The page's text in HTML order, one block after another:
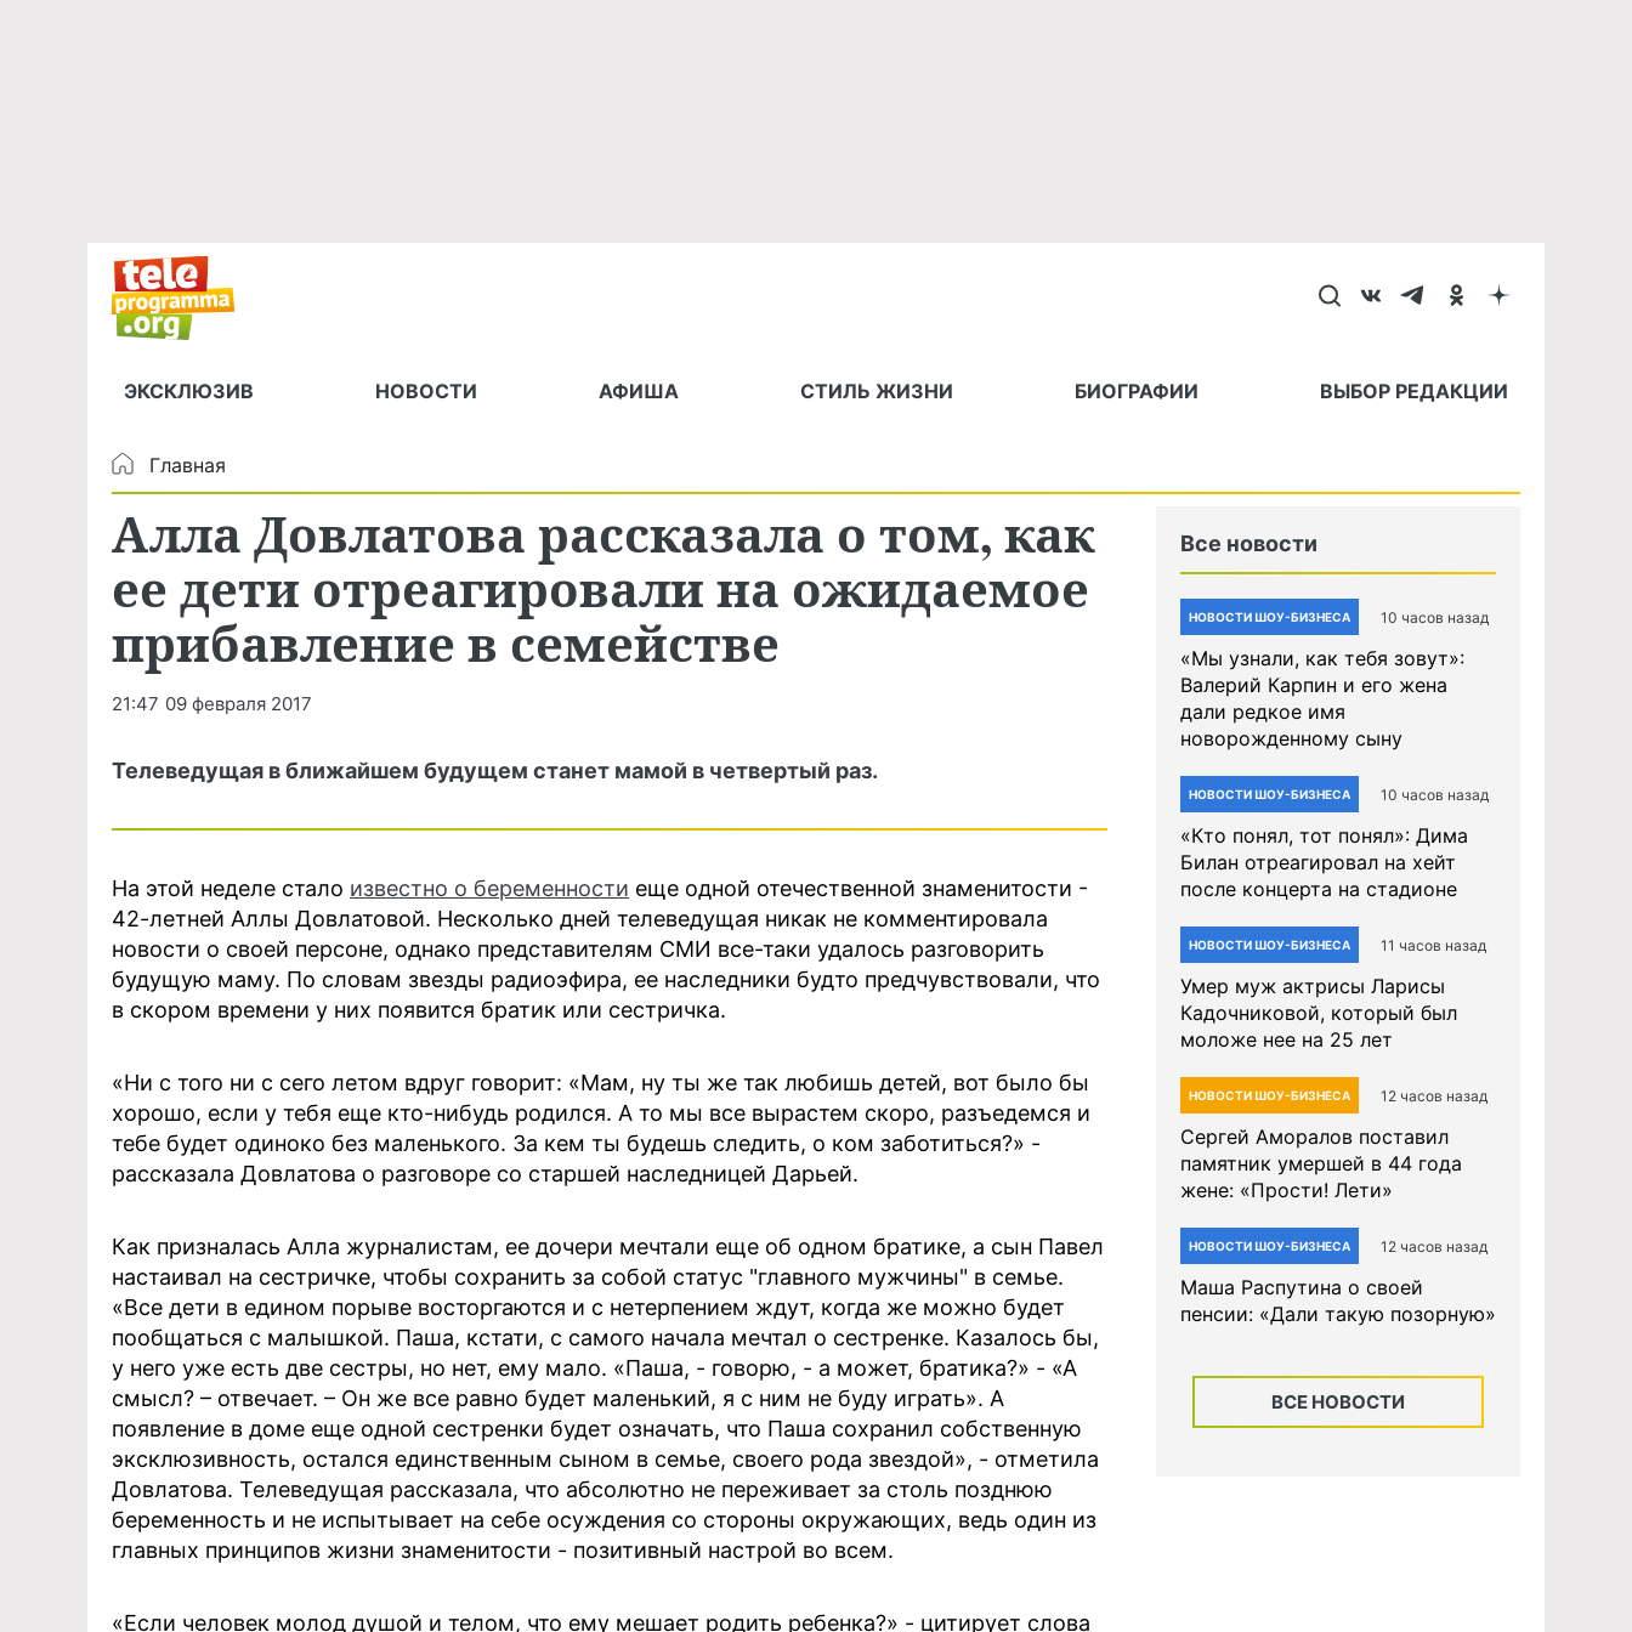
ЭКСКЛЮЗИВ НОВОСТИ АФИША СТИЛЬ ЖИЗНИ БИОГРАФИИ ВЫБОР РЕДАКЦИИ
Главная
Алла Довлатова рассказала о том, как
ее дети отреагировали на ожидаемое
прибавление в семействе
21:47 09 февраля 2017
Телеведущая в ближайшем будущем станет мамой в четвертый раз.
На этой неделе стало известно о беременности еще одной отечественной знаменитости -
42-летней Аллы Довлатовой. Несколько дней телеведущая никак не комментировала
новости о своей персоне, однако представителям СМИ все-таки удалось разговорить
будущую маму. По словам звезды радиоэфира, ее наследники будто предчувствовали, что
в скором времени у них появится братик или сестричка.
«Ни с того ни с сего летом вдруг говорит: «Мам, ну ты же так любишь детей, вот было бы
хорошо, если у тебя еще кто-нибудь родился. А то мы все вырастем скоро, разъедемся и
тебе будет одиноко без маленького. За кем ты будешь следить, о ком заботиться?» -
рассказала Довлатова о разговоре со старшей наследницей Дарьей.
Как призналась Алла журналистам, ее дочери мечтали еще об одном братике, а сын Павел
настаивал на сестричке, чтобы сохранить за собой статус "главного мужчины" в семье.
«Все дети в едином порыве восторгаются и с нетерпением ждут, когда же можно будет
пообщаться с малышкой. Паша, кстати, с самого начала мечтал о сестренке. Казалось бы,
у него уже есть две сестры, но нет, ему мало. «Паша, - говорю, - а может, братика?» - «А
смысл? – отвечает. – Он же все равно будет маленький, я с ним не буду играть». А
появление в доме еще одной сестренки будет означать, что Паша сохранил собственную
эксклюзивность, остался единственным сыном в семье, своего рода звездой», - отметила
Довлатова. Телеведущая рассказала, что абсолютно не переживает за столь позднюю
беременность и не испытывает на себе осуждения со стороны окружающих, ведь один из
главных принципов жизни знаменитости - позитивный настрой во всем.
«Если человек молод душой и телом, что ему мешает родить ребенка?» - цитирует слова
Все новости
НОВОСТИ ШОУ-БИЗНЕСА 10 часов назад
«Мы узнали, как тебя зовут»:
Валерий Карпин и его жена
дали редкое имя
новорожденному сыну
НОВОСТИ ШОУ-БИЗНЕСА 10 часов назад
«Кто понял, тот понял»: Дима
Билан отреагировал на хейт
после концерта на стадионе
НОВОСТИ ШОУ-БИЗНЕСА 11 часов назад
Умер муж актрисы Ларисы
Кадочниковой, который был
моложе нее на 25 лет
НОВОСТИ ШОУ-БИЗНЕСА 12 часов назад
Сергей Аморалов поставил
памятник умершей в 44 года
жене: «Прости! Лети»
НОВОСТИ ШОУ-БИЗНЕСА 12 часов назад
Маша Распутина о своей
пенсии: «Дали такую позорную»
ВСЕ НОВОСТИ